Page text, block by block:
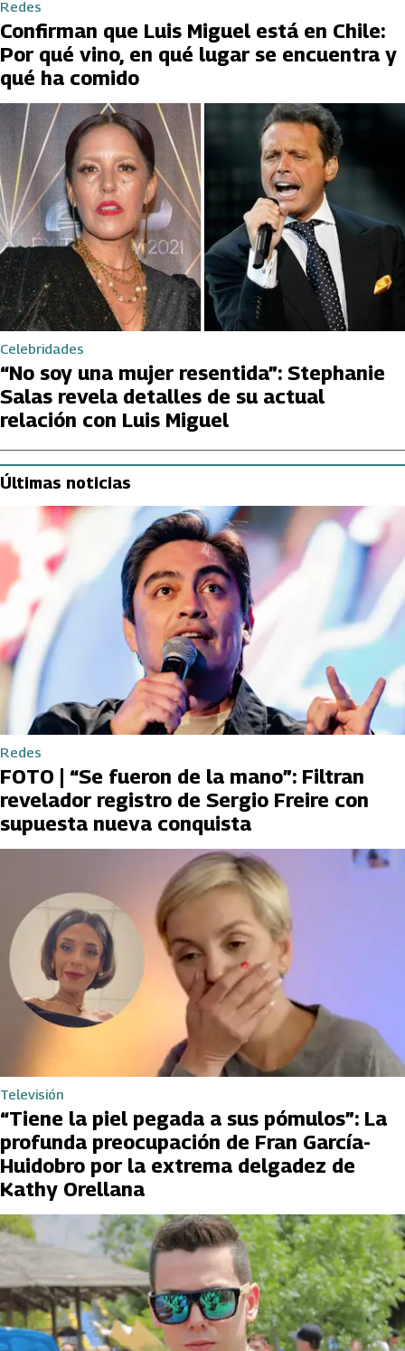
Redes
Confirman que Luis Miguel está en Chile:
Por qué vino, en qué lugar se encuentra y
qué ha comido
Celebridades
“No soy una mujer resentida”: Stephanie
Salas revela detalles de su actual
relación con Luis Miguel
Últimas noticias
Redes
FOTO | “Se fueron de la mano”: Filtran
revelador registro de Sergio Freire con
supuesta nueva conquista
Televisión
“Tiene la piel pegada a sus pómulos”: La
profunda preocupación de Fran García-
Huidobro por la extrema delgadez de
Kathy Orellana